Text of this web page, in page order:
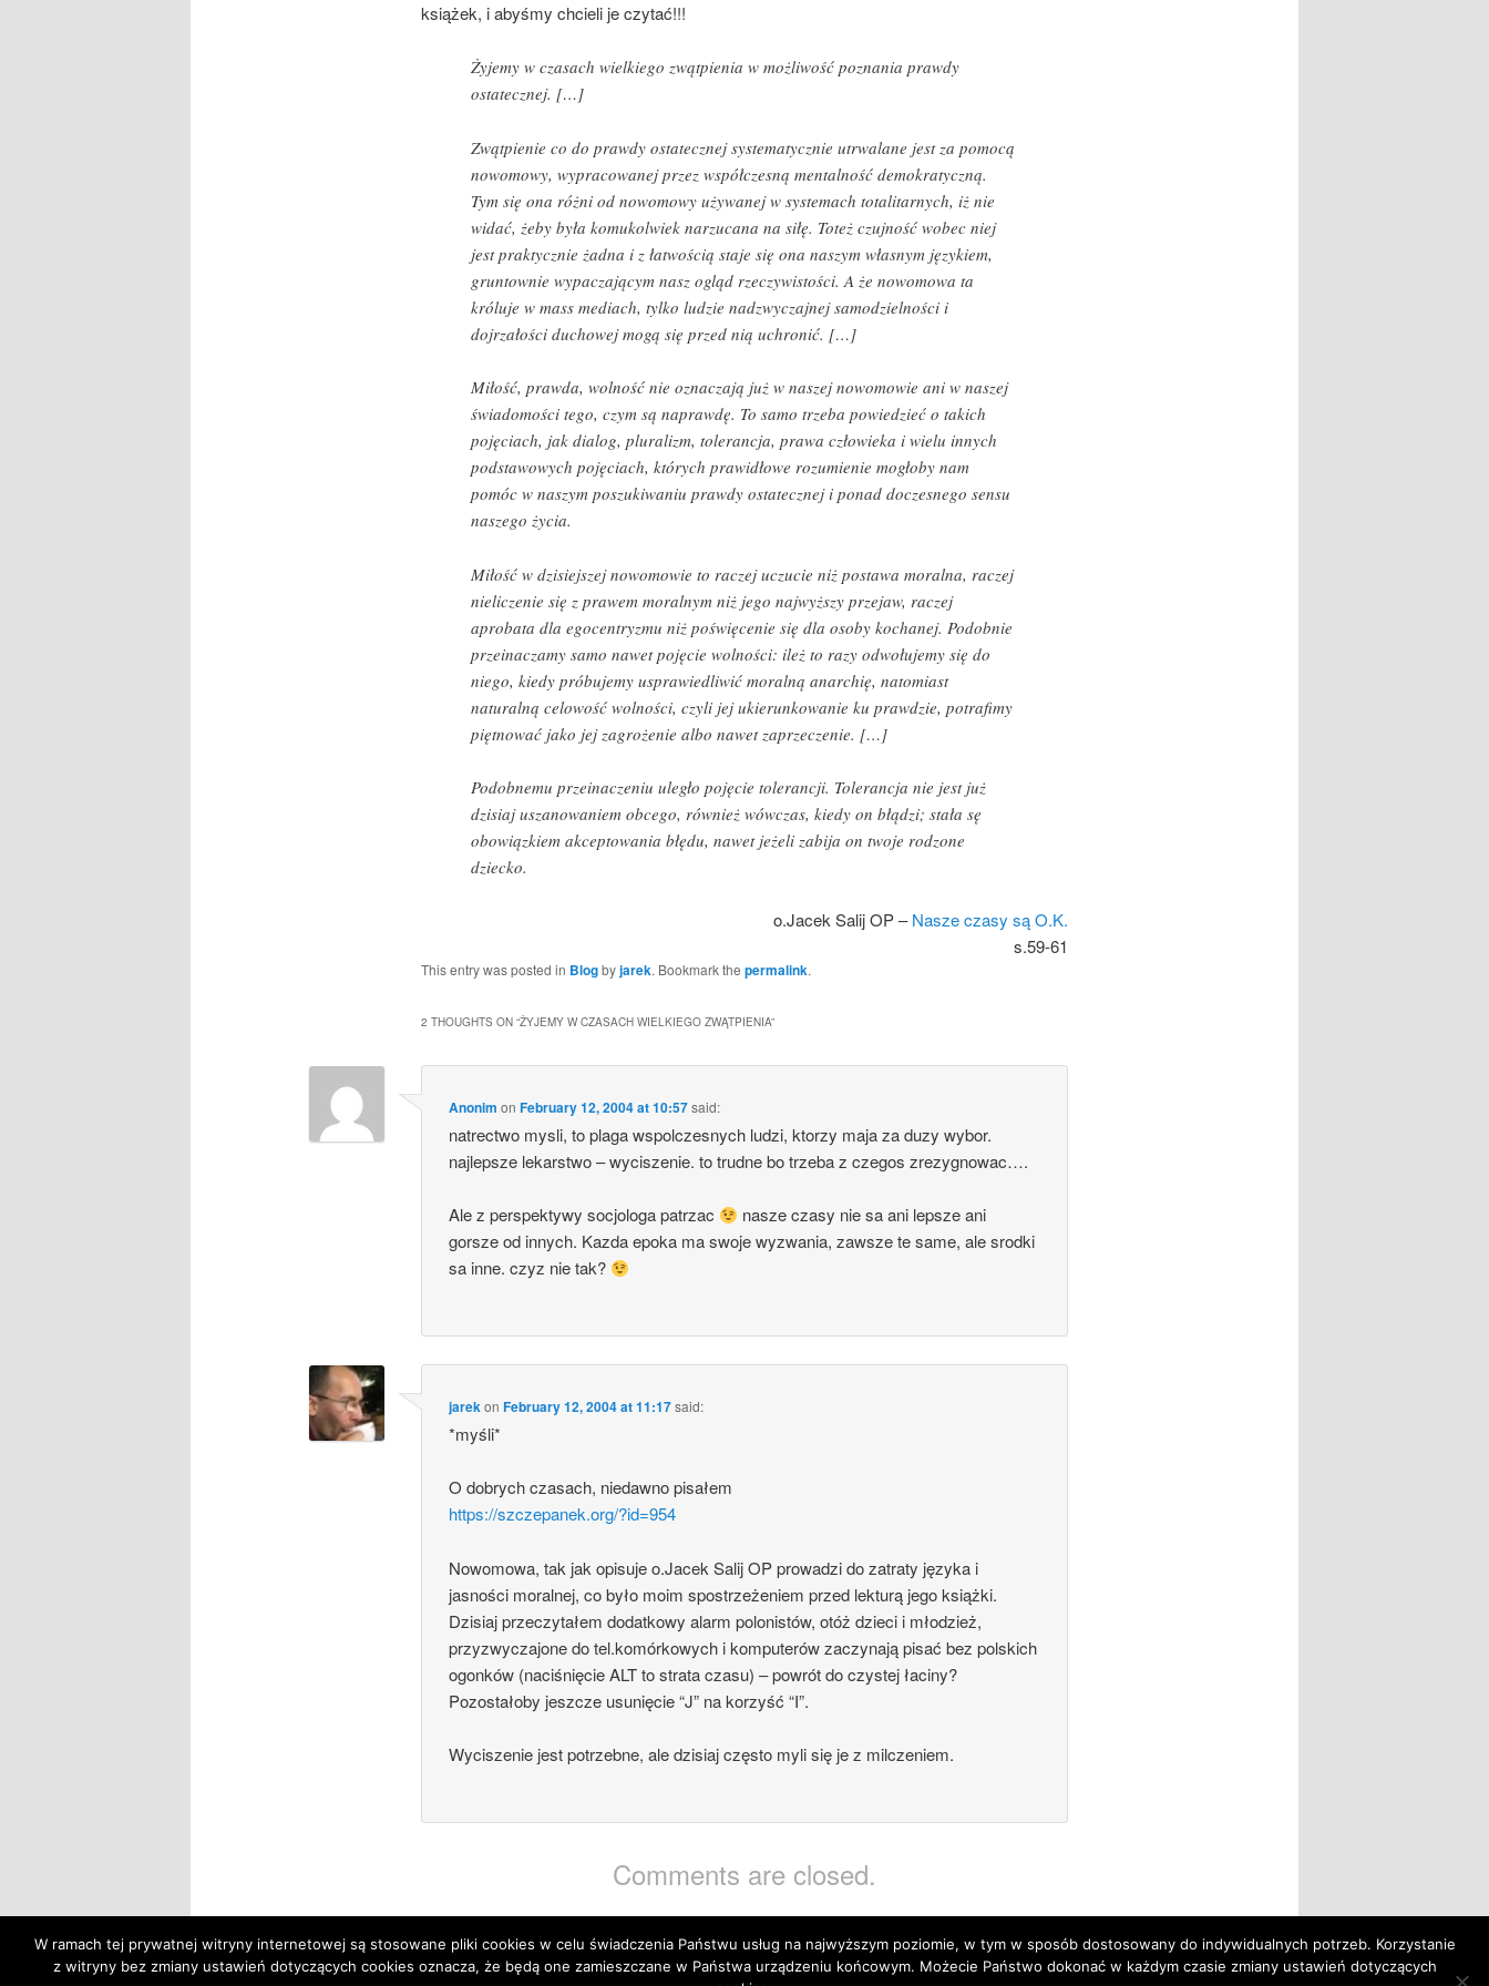
książek, i abyśmy chcieli je czytać!!!
Żyjemy w czasach wielkiego zwątpienia w możliwość poznania prawdy
ostatecznej. […]
Zwątpienie co do prawdy ostatecznej systematycznie utrwalane jest za pomocą
nowomowy, wypracowanej przez współczesną mentalność demokratyczną.
Tym się ona różni od nowomowy używanej w systemach totalitarnych, iż nie
widać, żeby była komukolwiek narzucana na siłę. Toteż czujność wobec niej
jest praktycznie żadna i z łatwością staje się ona naszym własnym językiem,
gruntownie wypaczającym nasz ogląd rzeczywistości. A że nowomowa ta
króluje w mass mediach, tylko ludzie nadzwyczajnej samodzielności i
dojrzałości duchowej mogą się przed nią uchronić. […]
Miłość, prawda, wolność nie oznaczają już w naszej nowomowie ani w naszej
świadomości tego, czym są naprawdę. To samo trzeba powiedzieć o takich
pojęciach, jak dialog, pluralizm, tolerancja, prawa człowieka i wielu innych
podstawowych pojęciach, których prawidłowe rozumienie mogłoby nam
pomóc w naszym poszukiwaniu prawdy ostatecznej i ponad doczesnego sensu
naszego życia.
Miłość w dzisiejszej nowomowie to raczej uczucie niż postawa moralna, raczej
nieliczenie się z prawem moralnym niż jego najwyższy przejaw, raczej
aprobata dla egocentryzmu niż poświęcenie się dla osoby kochanej. Podobnie
przeinaczamy samo nawet pojęcie wolności: ileż to razy odwołujemy się do
niego, kiedy próbujemy usprawiedliwić moralną anarchię, natomiast
naturalną celowość wolności, czyli jej ukierunkowanie ku prawdzie, potrafimy
piętnować jako jej zagrożenie albo nawet zaprzeczenie. […]
Podobnemu przeinaczeniu uległo pojęcie tolerancji. Tolerancja nie jest już
dzisiaj uszanowaniem obcego, również wówczas, kiedy on błądzi; stała sę
obowiązkiem akceptowania błędu, nawet jeżeli zabija on twoje rodzone
dziecko.
o.Jacek Salij OP –Nasze czasy są O.K.
s.59-61
This entry was posted in Blogbyjarek. Bookmark the permalink.
2 THOUGHTS ON “ŻYJEMY W CZASACH WIELKIEGO ZWĄTPIENIA”
Anonim onFebruary 12, 2004 at 10:57said:
natrectwo mysli, to plaga wspolczesnych ludzi, ktorzy maja za duzy wybor.
najlepsze lekarstwo – wyciszenie. to trudne bo trzeba z czegos zrezygnowac….
Ale z perspektywy socjologa patrzac
nasze czasy nie sa ani lepsze ani
gorsze od innych. Kazda epoka ma swoje wyzwania, zawsze te same, ale srodki
sa inne. czyz nie tak?
jarekonFebruary 12, 2004 at 11:17said:
*myśli*
O dobrych czasach, niedawno pisałem
https://szczepanek.org/?id=954
Nowomowa, tak jak opisuje o.Jacek Salij OP prowadzi do zatraty języka i
jasności moralnej, co było moim spostrzeżeniem przed lekturą jego książki.
Dzisiaj przeczytałem dodatkowy alarm polonistów, otóż dzieci i młodzież,
przyzwyczajone do tel.komórkowych i komputerów zaczynają pisać bez polskich
ogonków (naciśnięcie ALT to strata czasu) – powrót do czystej łaciny?
Pozostałoby jeszcze usunięcie “J” na korzyść “I”.
Wyciszenie jest potrzebne, ale dzisiaj często myli się je z milczeniem.
Comments are closed.
Proudly powered by WordPress
W ramach tej prywatnej witryny internetowej są stosowane pliki cookies w celu świadczenia Państwu usług na najwyższym poziomie, w tym w sposób dostosowany do indywidualnych potrzeb. Korzystanie
z witryny bez zmiany ustawień dotyczących cookies oznacza, że będą one zamieszczane w Państwa urządzeniu końcowym. Możecie Państwo dokonać w każdym czasie zmiany ustawień dotyczących